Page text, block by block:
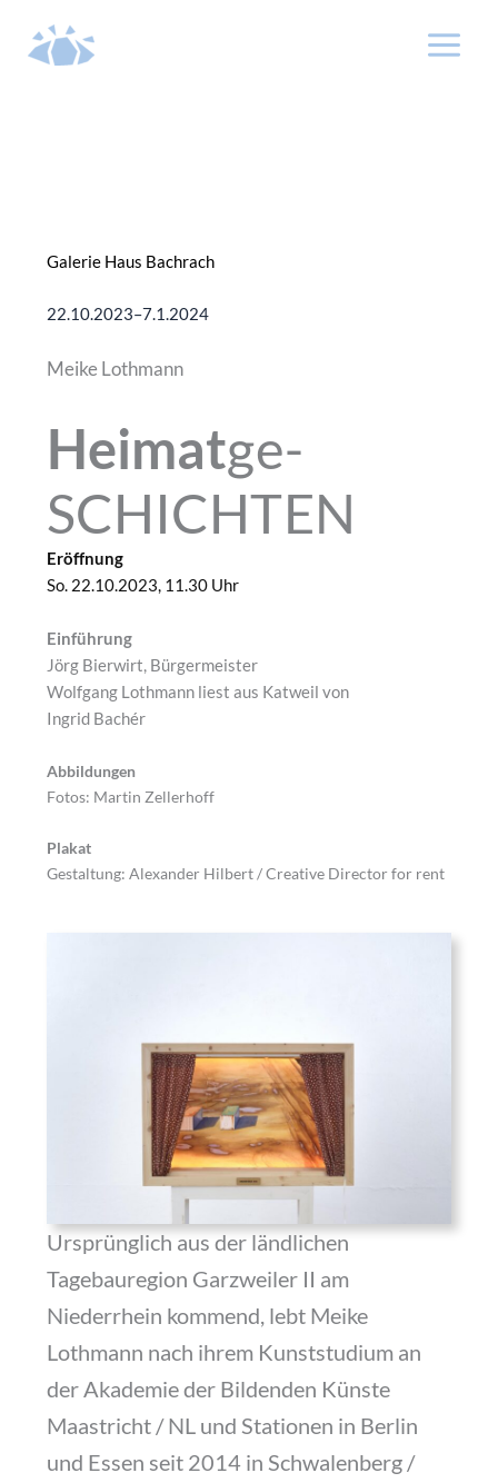
Inhalt
springen
Galerie Haus Bachrach
22.10.2023–7.1.2024
Meike Lothmann
Heimatge-
SCHICHTEN
Eröffnung
So. 22.10.2023, 11.30 Uhr
Einführung
Jörg Bierwirt, Bürgermeister
Wolfgang Lothmann liest aus Katweil von
Ingrid Bachér
Abbildungen
Fotos: Martin Zellerhoff
Plakat
Gestaltung: Alexander Hilbert / Creative Director for rent
Ursprünglich aus der ländlichen
Tagebauregion Garzweiler II am
Niederrhein kommend, lebt Meike
Lothmann nach ihrem Kunststudium an
der Akademie der Bildenden Künste
Maastricht / NL und Stationen in Berlin
und Essen seit 2014 in Schwalenberg /